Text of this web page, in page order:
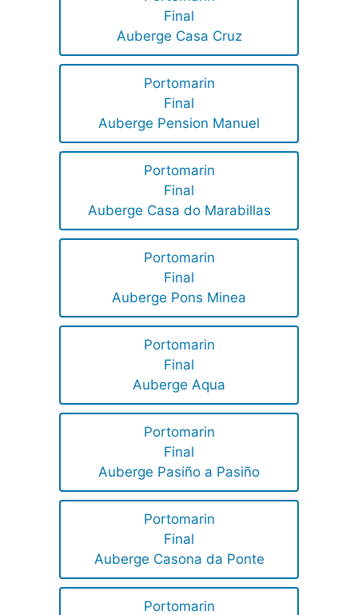
Final
Auberge Casa Cruz
Portomarin
Final
Auberge Pension Manuel
Portomarin
Final
Auberge Casa do Marabillas
Portomarin
Final
Auberge Pons Minea
Portomarin
Final
Auberge Aqua
Portomarin
Final
Auberge Pasiño a Pasiño
Portomarin
Final
Auberge Casona da Ponte
Portomarin